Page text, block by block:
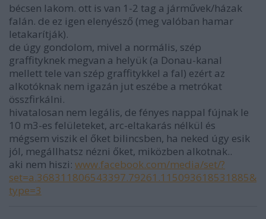
bécsen lakom. ott is van 1-2 tag a járművek/házak
falán. de ez igen elenyésző (meg valóban hamar
letakarítják).
de úgy gondolom, mivel a normális, szép
graffityknek megvan a helyük (a Donau-kanal
mellett tele van szép graffitykkel a fal) ezért az
alkotóknak nem igazán jut eszébe a metrókat
összfirkálni.
hivatalosan nem legális, de fényes nappal fújnak le
10 m3-es felületeket, arc-eltakarás nélkül és
mégsem viszik el őket bilincsben, ha neked úgy esik
jól, megállhatsz nézni őket, miközben alkotnak..
aki nem hiszi: www.facebook.com/media/set/?
set=a.368311806543397.79261.115093618531885&
type=3